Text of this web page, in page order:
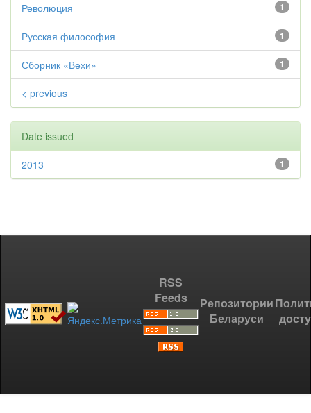
1
Революция
1
Русская философия
1
Сборник «Вехи»
< previous
Date issued
1
2013
RSS
Feeds
Репозитории
Беларуси